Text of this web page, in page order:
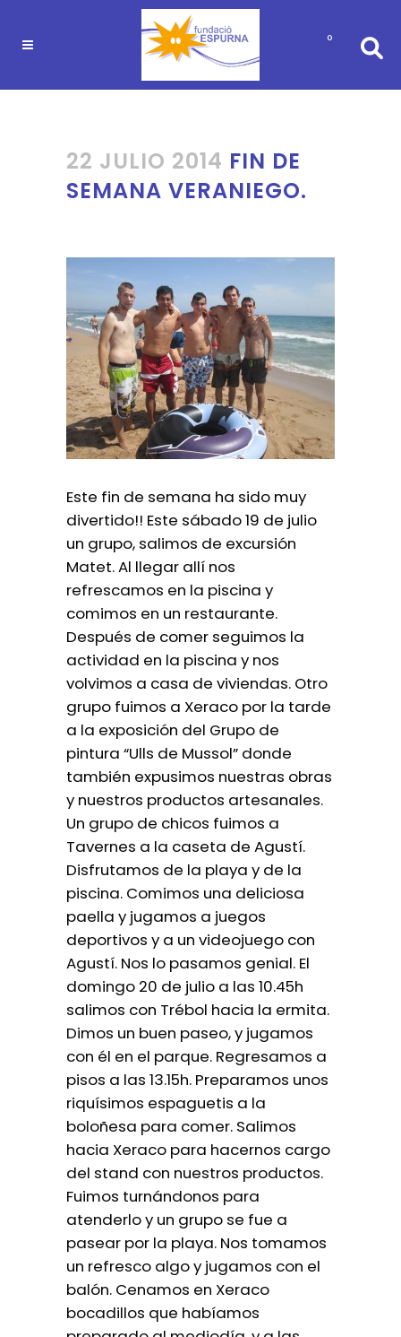
0
22 JULIO 2014 FIN DE
SEMANA VERANIEGO.
Este fin de semana ha sido muy
divertido!! Este sábado 19 de julio
un grupo, salimos de excursión
Matet. Al llegar allí nos
refrescamos en la piscina y
comimos en un restaurante.
Después de comer seguimos la
actividad en la piscina y nos
volvimos a casa de viviendas. Otro
grupo fuimos a Xeraco por la tarde
a la exposición del Grupo de
pintura “Ulls de Mussol” donde
también expusimos nuestras obras
y nuestros productos artesanales.
Un grupo de chicos fuimos a
Tavernes a la caseta de Agustí.
Disfrutamos de la playa y de la
piscina. Comimos una deliciosa
paella y jugamos a juegos
deportivos y a un videojuego con
Agustí. Nos lo pasamos genial. El
domingo 20 de julio a las 10.45h
salimos con Trébol hacia la ermita.
Dimos un buen paseo, y jugamos
con él en el parque. Regresamos a
pisos a las 13.15h. Preparamos unos
riquísimos espaguetis a la
boloñesa para comer. Salimos
hacia Xeraco para hacernos cargo
del stand con nuestros productos.
Fuimos turnándonos para
atenderlo y un grupo se fue a
pasear por la playa. Nos tomamos
un refresco algo y jugamos con el
balón. Cenamos en Xeraco
bocadillos que habíamos